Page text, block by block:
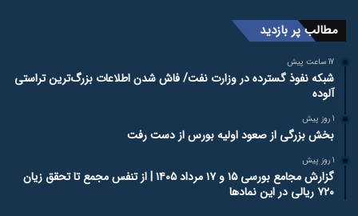
مطالب پر بازدید
17 ساعت پیش
شبکه نفوذ گسترده در وزارت نفت/ فاش شدن اطلاعات بزرگ‌ترین تراستی‌
آلوده
1 روز پیش
بخش بزرگی از صعود اولیه بورس از دست رفت
1 روز پیش
گزارش مجامع بورسی ۱۵ و ۱۷ مرداد ۱۴۰۵ | از تنفس مجمع تا تحقق زیان
۷۲۰ ریالی در این نماد‌ها